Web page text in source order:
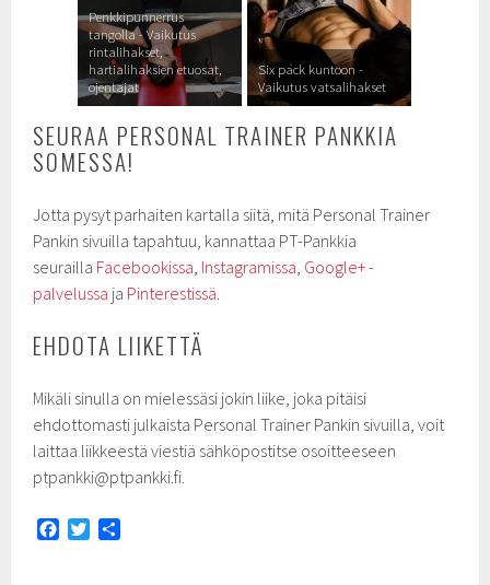
Penkkipunnerrus
tangolla - Vaikutus
rintalihakset,
hartialihaksien etuosat,
ojentajat
Six pack kuntoon -
Vaikutus vatsalihakset
SEURAA PERSONAL TRAINER PANKKIA
SOMESSA!
Jotta pysyt parhaiten kartalla siitä, mitä Personal Trainer
Pankin sivuilla tapahtuu, kannattaa PT-Pankkia
seurailla Facebookissa, Instagramissa, Google+ -
palvelussa ja Pinterestissä.
EHDOTA LIIKETTÄ
Mikäli sinulla on mielessäsi jokin liike, joka pitäisi
ehdottomasti julkaista Personal Trainer Pankin sivuilla, voit
laittaa liikkeestä viestiä sähköpostitse osoitteeseen
ptpankki@ptpankki.fi.